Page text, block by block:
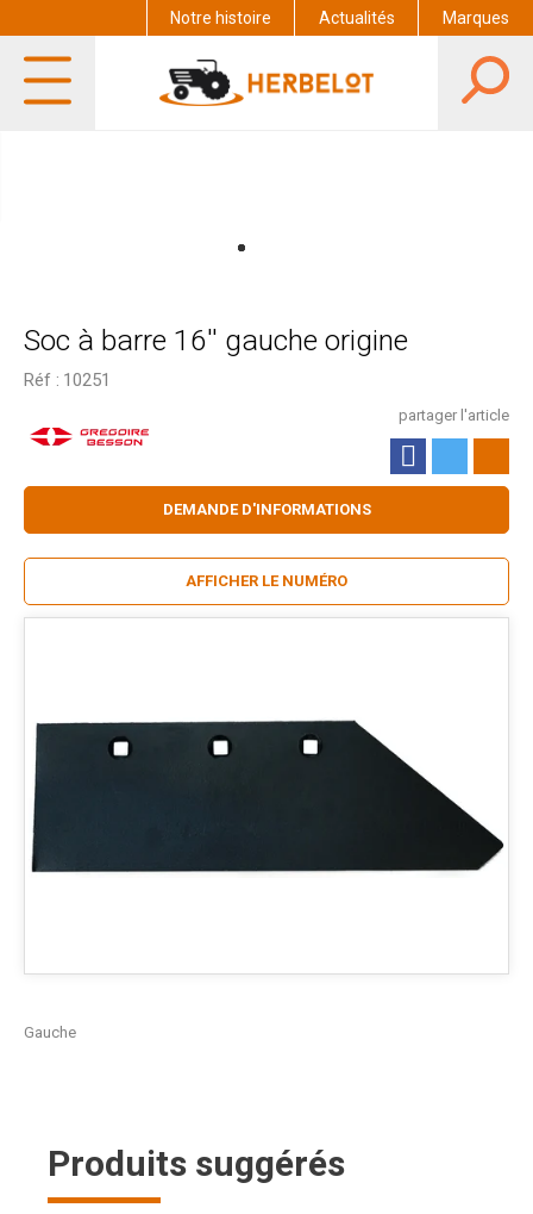
Notre histoire Actualités Marques
Soc à barre 16'' gauche origine
Réf : 10251
partager l'article
Gauche
DEMANDE D'INFORMATIONS
AFFICHER LE NUMÉRO
Produits suggérés